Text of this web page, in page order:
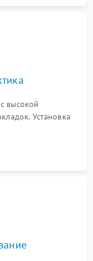
высокой
Установка
Предварительная